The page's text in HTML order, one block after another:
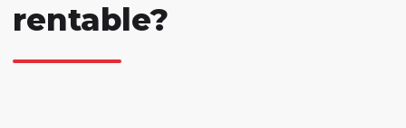
rentable?